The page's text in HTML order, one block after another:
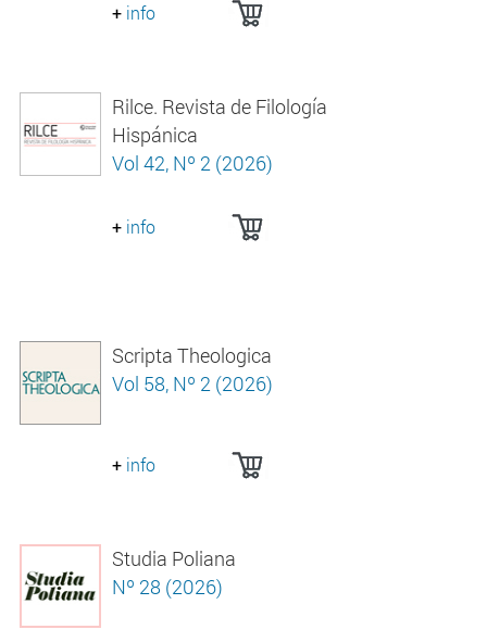
+ info
Rilce. Revista de Filología
Hispánica
Vol 42, Nº 2 (2026)
+ info
Scripta Theologica
Vol 58, Nº 2 (2026)
+ info
Studia Poliana
Nº 28 (2026)